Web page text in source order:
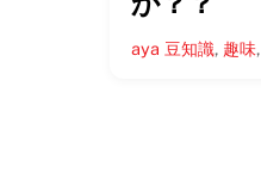
aya 豆知識, 趣味,